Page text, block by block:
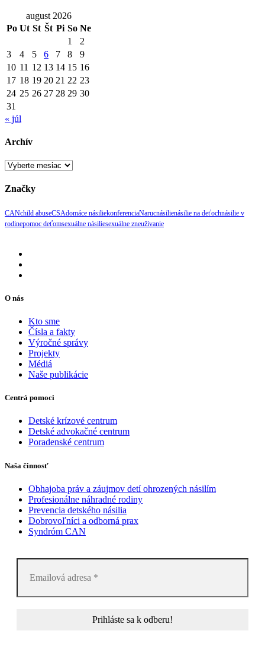
august 2026
Po Ut St Št Pi So Ne
1
2
3
4 5 6 7 8
9
10 11 12 13 14 15 16
17 18 19 20 21 22 23
24 25 26 27 28 29 30
31
« júl
Archív
Archív
Značky
CANchild abuseCSAdomáce násiliekonferenciaNarucnásilienásilie na deťochnásilie v
rodinepomoc deťomsexuálne násiliesexuálne zneužívanie
O nás
Kto sme
Čísla a fakty
Výročné správy
Projekty
Médiá
Naše publikácie
Centrá pomoci
Detské krízové centrum
Detské advokačné centrum
Poradenské centrum
Naša činnosť
Obhajoba práv a záujmov detí ohrozených násilím
Profesionálne náhradné rodiny
Prevencia detského násilia
Dobrovoľníci a odborná prax
Syndróm CAN